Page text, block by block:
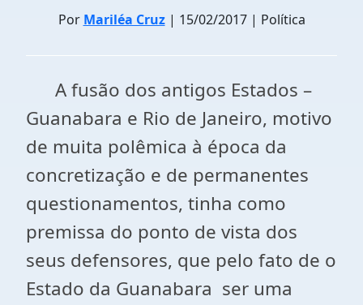
Por Mariléa Cruz| 15/02/2017 | Política
A fusão dos antigos Estados –
Guanabara e Rio de Janeiro, motivo
de muita polêmica à época da
concretização e de permanentes
questionamentos, tinha como
premissa do ponto de vista dos
seus defensores, que pelo fato de o
Estado da Guanabara ser uma